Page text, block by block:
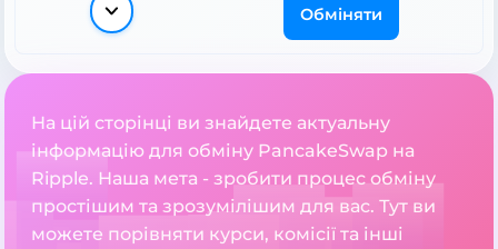
Обміняти
На цій сторінці ви знайдете актуальну
інформацію для обміну PancakeSwap на
Ripple. Наша мета - зробити процес обміну
простішим та зрозумілішим для вас. Тут ви
можете порівняти курси, комісії та інші